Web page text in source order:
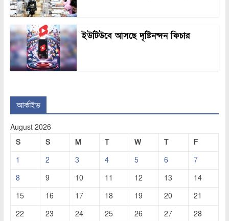
ইউটিউবে আসছে দৃষ্টিনন্দন ফিচার
আর্কাইভ
August 2026
S
S M T W T
F
1
2 3 4 5 6
7
8
9 10 11 12 13
14
15
16 17 18 19 20
21
22
23 24 25 26 27
28